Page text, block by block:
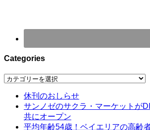
Categories
Categories
休刊のおしらせ
サンノゼのサクラ・マーケットが
共にオープン
平均年齢54歳！ベイエリアの高齢